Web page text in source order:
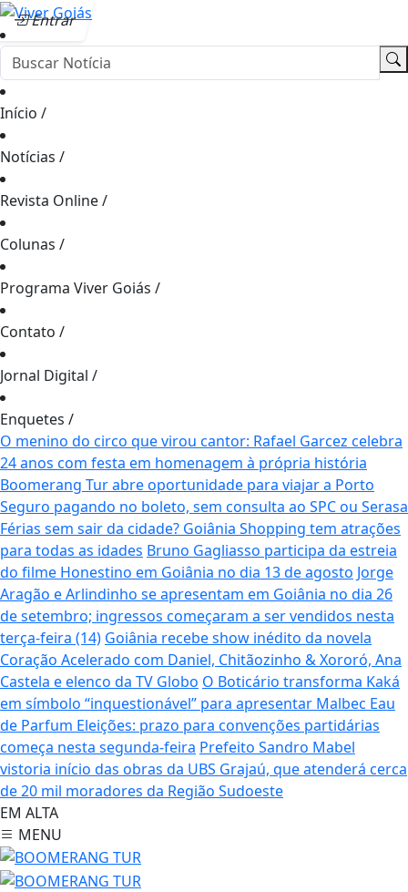
Entrar
Início /
Notícias /
Revista Online/
Colunas /
Programa Viver Goiás /
Contato /
Jornal Digital /
Enquetes /
O menino do circo que virou cantor: Rafael Garcez celebra
24 anos com festa em homenagem à própria história
Boomerang Tur abre oportunidade para viajar a Porto
Seguro pagando no boleto, sem consulta ao SPC ou Serasa
Férias sem sair da cidade? Goiânia Shopping tem atrações
para todas as idades Bruno Gagliasso participa da estreia
do filme Honestino em Goiânia no dia 13 de agosto Jorge
Aragão e Arlindinho se apresentam em Goiânia no dia 26
de setembro; ingressos começaram a ser vendidos nesta
terça-feira (14) Goiânia recebe show inédito da novela
Coração Acelerado com Daniel, Chitãozinho & Xororó, Ana
Castela e elenco da TV Globo O Boticário transforma Kaká
em símbolo “inquestionável” para apresentar Malbec Eau
de Parfum Eleições: prazo para convenções partidárias
começa nesta segunda-feira Prefeito Sandro Mabel
vistoria início das obras da UBS Grajaú, que atenderá cerca
de 20 mil moradores da Região Sudoeste
EM ALTA
MENU